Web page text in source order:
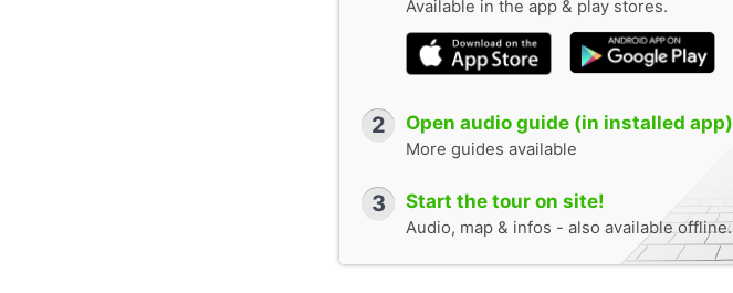
Available in the app & play stores.
2 Open audio guide (in installed app)
More guides available
3 Start the tour on site!
Audio, map & infos - also available offline.